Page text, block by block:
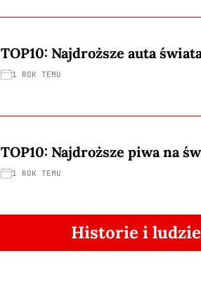
TOP10: Najdroższe auta
1 ROK TEMU
TOP10: Najdroższe piwa na
1 ROK TEMU
Historie i ludzie